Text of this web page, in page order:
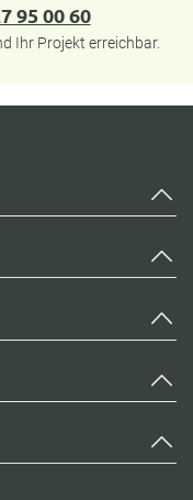
95 00 60
Ihr Projekt erreichbar.